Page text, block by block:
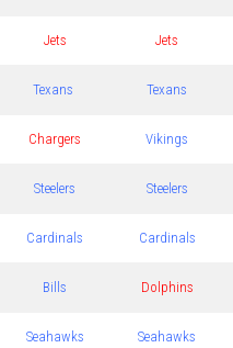
Jets Jets
Texans Texans
Chargers Vikings
Steelers Steelers
Cardinals Cardinals
Bills Dolphins
Seahawks Seahawks